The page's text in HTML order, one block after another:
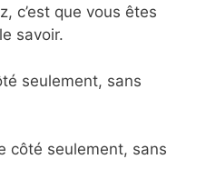
c’est que vous êtes
savoir.
seulement, sans
côté seulement, sans